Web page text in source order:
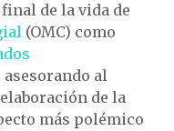
de la vida de
(OMC) como
asesorando al
de la
más polémico